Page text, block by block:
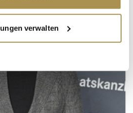
Ihre geografische Lage
auf einige Meter genau sein
(Fingerprinting) identifizieren
wie Ihre persönlichen Daten
legen Sie Ihre Präferenzen im
verwalten